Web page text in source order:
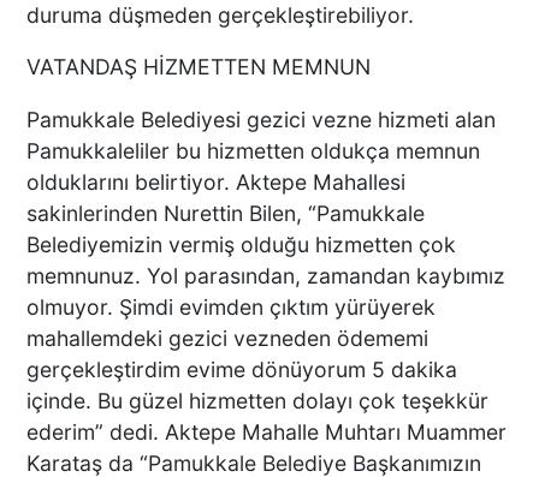
BAŞKAN ERDOĞAN, SON
ZİYARETLERİNE DEVAM
EDİYOR
Macron’lu Tanıtım Filmi
Sosyal Medyayı Salladı
DENİZLİ’DE YAĞMUR
TRAFİĞİ BU HALE GETİRDİ
duruma düşmeden gerçekleştirebiliyor.
VATANDAŞ HİZMETTEN MEMNUN
Pamukkale Belediyesi gezici vezne hizmeti alan
Pamukkaleliler bu hizmetten oldukça memnun
olduklarını belirtiyor. Aktepe Mahallesi
sakinlerinden Nurettin Bilen, “Pamukkale
Belediyemizin vermiş olduğu hizmetten çok
memnunuz. Yol parasından, zamandan kaybımız
olmuyor. Şimdi evimden çıktım yürüyerek
mahallemdeki gezici vezneden ödememi
gerçekleştirdim evime dönüyorum 5 dakika
içinde. Bu güzel hizmetten dolayı çok teşekkür
ederim” dedi. Aktepe Mahalle Muhtarı Muammer
Karataş da “Pamukkale Belediye Başkanımızın